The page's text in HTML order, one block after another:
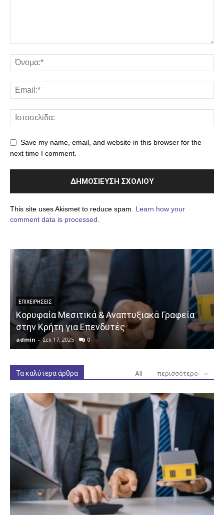
Save my name, email, and website in this browser for the
next time I comment.
This site uses Akismet to reduce spam. Learn how your
comment data is processed.
ΕΠΙΧΕΙΡΉΣΕΙΣ
Κορυφαία Μεσιτικά & Αναπτυξιακά Γραφεία
στην Κρήτη για Επενδυτές
admin - Σεπ 17, 2025 0
Τα καλύτερα άρθρα All περισσότερο